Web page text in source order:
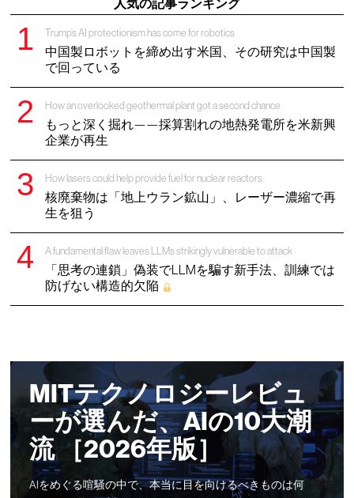
人気の記事ランキング
Trump’s AI protectionism has come for robotics
中国製ロボットを締め出す米国、その研究は中国製
で回っている
How an overlooked geothermal plant got a second chance
もっと深く掘れ——採算割れの地熱発電所を米新興
企業が再生
How lasers could help provide fuel for nuclear reactors
核廃棄物は「地上ウラン鉱山」、レーザー濃縮で再
生を狙う
A fundamental flaw leaves LLMs strikingly vulnerable to attack
「思考の連鎖」偽装でLLMを騙す新手法、訓練では
防げない構造的欠陥
MITテクノロジーレビュ
ーが選んだ、AIの10大潮
流 ［2026年版］
AIをめぐる喧騒の中で、本当に目を向けるべきものは何